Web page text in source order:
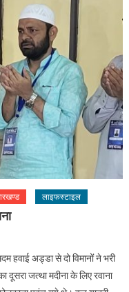
लाइफस्टाइल
हवाई अड्डा से दो विमानों ने भरी
दूसरा जत्था मदीना के लिए रवाना